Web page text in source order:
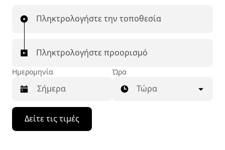
Πληκτρολογήστε την τοποθεσία
Πληκτρολογήστε προορισμό
Ημερομηνία
Πατήστε
πλήκτρο
Ώρα
Τώρα
Δείτε τις τιμές